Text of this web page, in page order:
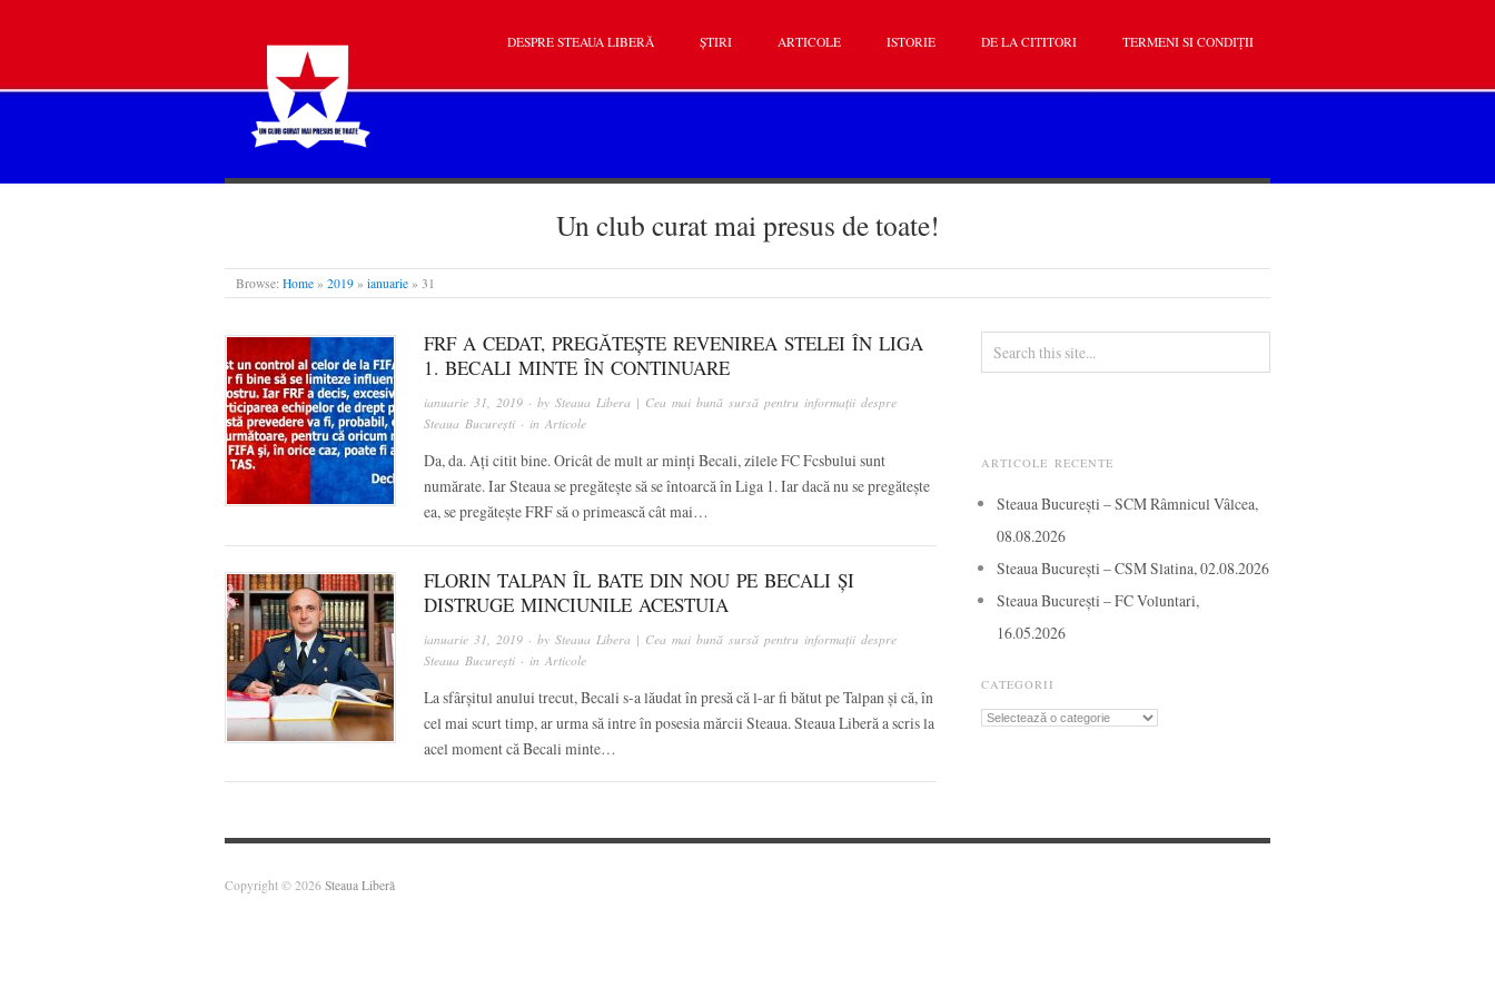
STEAUA LIBERĂ
DESPRE STEAUA LIBERĂ ȘTIRI ARTICOLE ISTORIE DE LA CITITORI TERMENI SI CONDIȚII
Un club curat mai presus de toate!
Browse: Home » 2019 » ianuarie » 31
FRF A CEDAT, PREGĂTEȘTE REVENIREA STELEI ÎN LIGA
1. BECALI MINTE ÎN CONTINUARE
ianuarie 31, 2019 · by Steaua Libera | Cea mai bună sursă pentru informații despre
Steaua București · in Articole
Da, da. Ați citit bine. Oricât de mult ar minți Becali, zilele FC Fcsbului sunt
numărate. Iar Steaua se pregătește să se întoarcă în Liga 1. Iar dacă nu se pregătește
ea, se pregătește FRF să o primească cât mai…
FLORIN TALPAN ÎL BATE DIN NOU PE BECALI ȘI
DISTRUGE MINCIUNILE ACESTUIA
ianuarie 31, 2019 · by Steaua Libera | Cea mai bună sursă pentru informații despre
Steaua București · in Articole
La sfârșitul anului trecut, Becali s-a lăudat în presă că l-ar fi bătut pe Talpan și că, în
cel mai scurt timp, ar urma să intre în posesia mărcii Steaua. Steaua Liberă a scris la
acel moment că Becali minte…
ARTICOLE RECENTE
Steaua București – SCM Râmnicul Vâlcea,
08.08.2026
Steaua București – CSM Slatina, 02.08.2026
Steaua București – FC Voluntari,
16.05.2026
CATEGORII
Categorii
Copyright © 2026 Steaua Liberă